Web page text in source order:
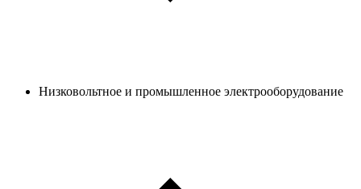
Низковольтное и промышленное электрооборудование